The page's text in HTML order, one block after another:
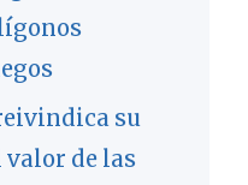
su
de las